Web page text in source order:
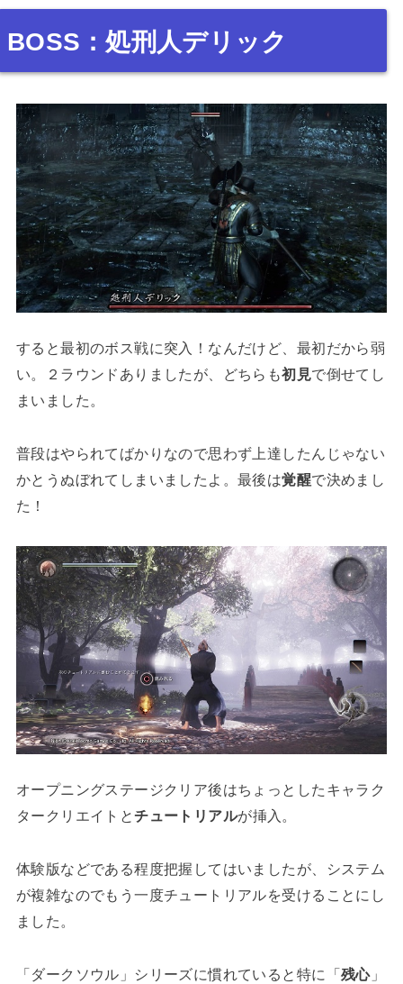
BOSS：処刑人デリック
すると最初のボス戦に突入！なんだけど、最初だから弱
い。２ラウンドありましたが、どちらも初見で倒せてし
まいました。
普段はやられてばかりなので思わず上達したんじゃない
かとうぬぼれてしまいましたよ。最後は覚醒で決めまし
た！
オープニングステージクリア後はちょっとしたキャラク
タークリエイトとチュートリアルが挿入。
体験版などである程度把握してはいましたが、システム
が複雑なのでもう一度チュートリアルを受けることにし
ました。
「ダークソウル」シリーズに慣れていると特に「残心」